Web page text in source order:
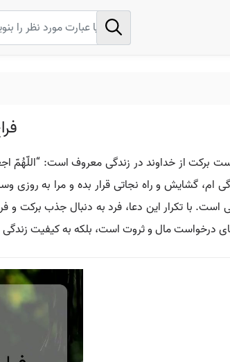
برکت از خداوند در زندگی معروف است: “اللّهُمّ
ام، گشایش و راه نجاتی قرار بده و مرا به
است. با تکرار این دعا، فرد به دنبال جذب برکت
درخواست مال و ثروت است، بلکه به کیفیت